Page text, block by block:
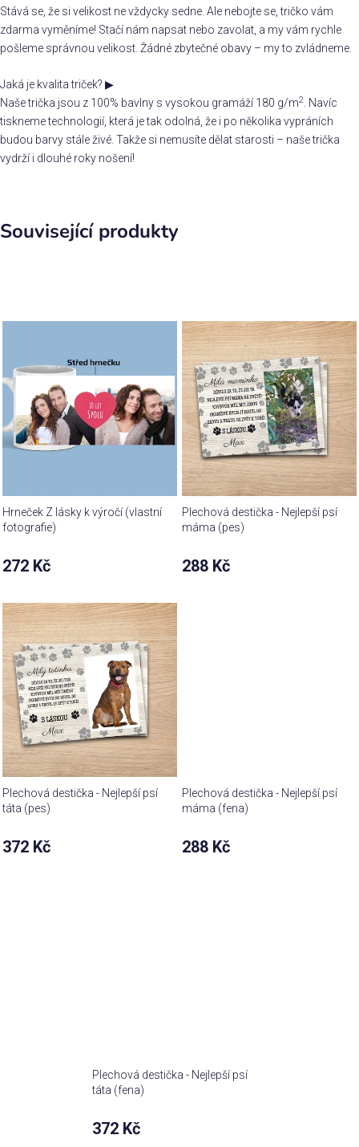
Stává se, že si velikost ne vždycky sedne. Ale nebojte se, tričko vám
zdarma vyměníme! Stačí nám napsat nebo zavolat, a my vám rychle
pošleme správnou velikost. Žádné zbytečné obavy – my to zvládneme.
Jaká je kvalita triček? ▶
Naše trička jsou z 100% bavlny s vysokou gramáží 180 g/m2
. Navíc
tiskneme technologií, která je tak odolná, že i po několika vypráních
budou barvy stále živé. Takže si nemusíte dělat starosti – naše trička
vydrží i dlouhé roky nošení!
Související produkty
Hrneček Z lásky k výročí (vlastní
fotografie)
272 Kč
Plechová destička - Nejlepší psí
máma (pes)
288 Kč
Plechová destička - Nejlepší psí
táta (pes)
372 Kč
Plechová destička - Nejlepší psí
máma (fena)
288 Kč
Plechová destička - Nejlepší psí
táta (fena)
372 Kč